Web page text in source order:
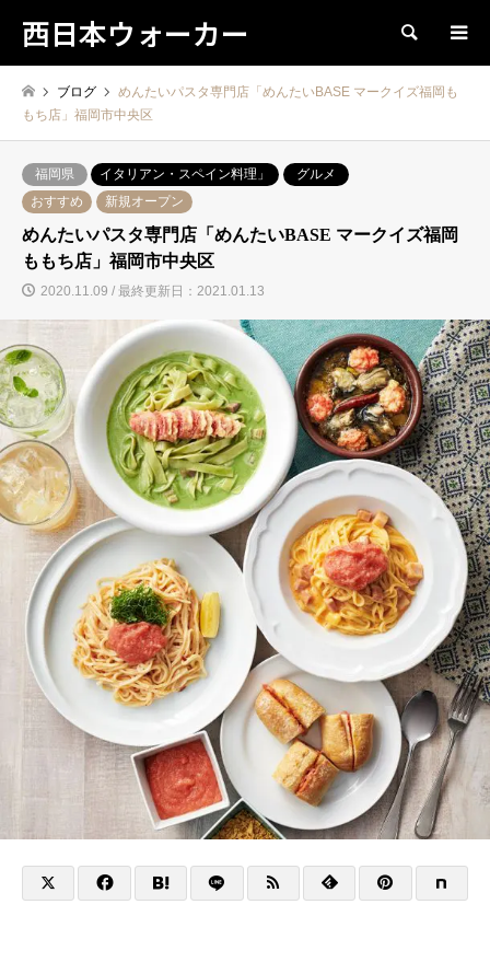
西日本ウォーカー 検索
ブログ
めんたいパスタ専門店「めんたいBASE マークイズ福岡も
もち店」福岡市中央区
福岡県 イタリアン・スペイン料理」
グルメ
おすすめ
新規オープン
めんたいパスタ専門店「めんたいBASE マークイズ福岡
ももち店」福岡市中央区
2020.11.09 / 最終更新日：2021.01.13